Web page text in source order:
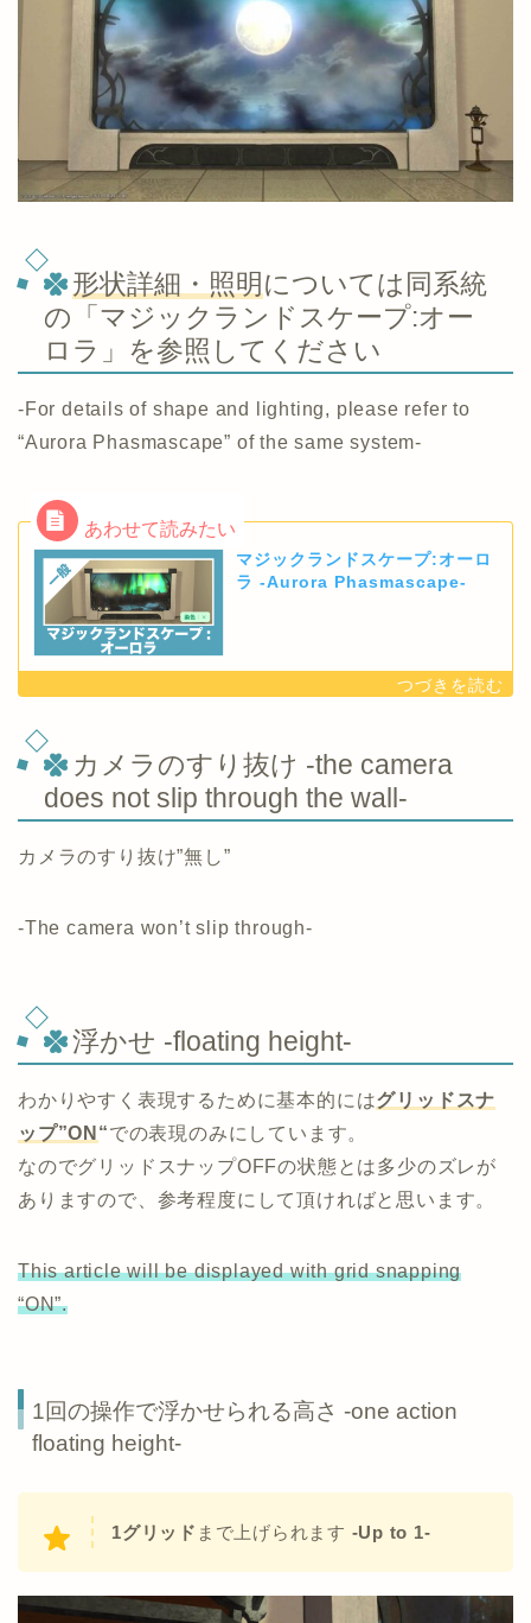
形状詳細・照明 については同系統
の「マジックランドスケープ:オー
ロラ」を参照してください
-For details of shape and lighting, please refer to
“Aurora Phasmascape” of the same system-
マジックランドスケープ:オーロ
ラ -Aurora Phasmascape-
カメラのすり抜け -the camera
does not slip through the wall-
カメラのすり抜け”無し”
-The camera won’t slip through-
浮かせ -floating height-
わかりやすく表現するために基本的にはグリッドスナ
ップ”ON “での表現のみにしています。
なのでグリッドスナップOFFの状態とは多少のズレが
ありますので、参考程度にして頂ければと思います。
This article will be displayed with grid snapping
“ON”.
1回の操作で浮かせられる高さ -one action
floating height-
1グリッド まで上げられます -Up to 1-